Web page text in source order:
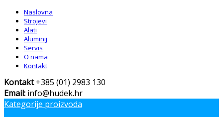
Naslovna
Strojevi
Alati
Aluminij
Servis
O nama
Kontakt
Kontakt+385 (01) 2983 130
Email: info@hudek.hr
Kategorije proizvoda